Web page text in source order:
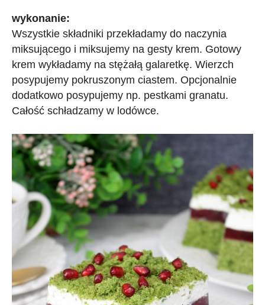
wykonanie:
Wszystkie składniki przekładamy do naczynia
miksującego i miksujemy na gesty krem. Gotowy
krem wykładamy na stężałą galaretkę. Wierzch
posypujemy pokruszonym ciastem. Opcjonalnie
dodatkowo posypujemy np. pestkami granatu.
Całość schładzamy w lodówce.